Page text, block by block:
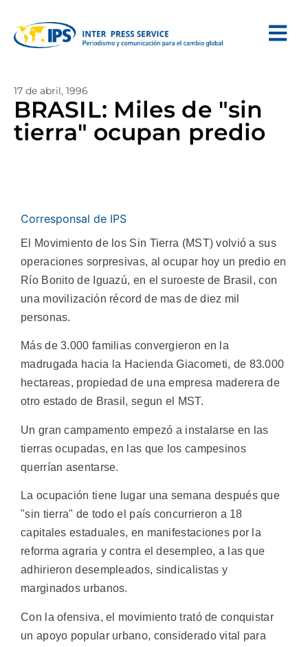
17 de abril, 1996
BRASIL: Miles de "sin
tierra" ocupan predio
Corresponsal de IPS
El Movimiento de los Sin Tierra (MST) volvió a sus
operaciones sorpresivas, al ocupar hoy un predio en
Río Bonito de Iguazú, en el suroeste de Brasil, con
una movilización récord de mas de diez mil
personas.
Más de 3.000 familias convergieron en la
madrugada hacia la Hacienda Giacometi, de 83.000
hectareas, propiedad de una empresa maderera de
otro estado de Brasil, segun el MST.
Un gran campamento empezó a instalarse en las
tierras ocupadas, en las que los campesinos
querrían asentarse.
La ocupación tiene lugar una semana después que
"sin tierra" de todo el país concurrieron a 18
capitales estaduales, en manifestaciones por la
reforma agraria y contra el desempleo, a las que
adhirieron desempleados, sindicalistas y
marginados urbanos.
Con la ofensiva, el movimiento trató de conquistar
un apoyo popular urbano, considerado vital para